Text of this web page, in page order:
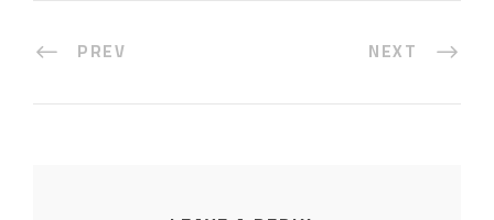
PREV NEXT